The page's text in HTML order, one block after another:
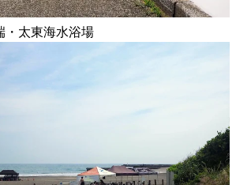
・太東海水浴場